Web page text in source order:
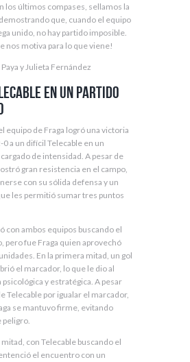
los últimos compases, sellamos la
que, cuando el equipo
unido, no hay partido imposible.
nos motiva para lo que viene!
y Julieta Fernández
en un partido
equipo de Fraga logró una victoria
0 a un difícil Telecable en un
de intensidad. A pesar de
gran resistencia en el campo,
con su sólida defensa y un
les permitió sumar tres puntos
con ambos equipos buscando el
pero fue Fraga quien aprovechó
En la primera mitad, un gol
el marcador, lo que le dio al
psicológica y estratégica. A pesar
Telecable por igualar el marcador,
se mantuvo firme, evitando
peligro.
mitad, con Telecable buscando el
el encuentro con un